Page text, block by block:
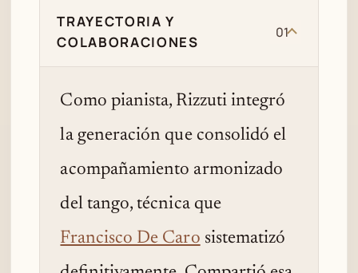
TRAYECTORIA Y
COLABORACIONES
01
Como pianista, Rizzuti integró
la generación que consolidó el
acompañamiento armonizado
del tango, técnica que
Francisco De Caro sistematizó